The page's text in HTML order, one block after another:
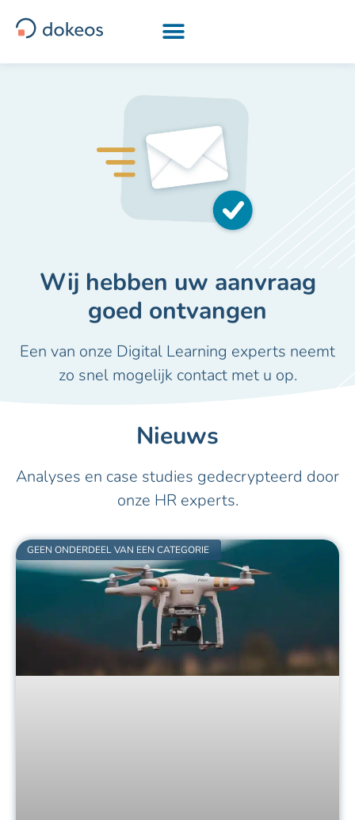
Wij hebben uw aanvraag
goed ontvangen
Een van onze Digital Learning experts neemt
zo snel mogelijk contact met u op.
Nieuws
Analyses en case studies gedecrypteerd door
onze HR experts.
GEEN ONDERDEEL VAN EEN CATEGORIE